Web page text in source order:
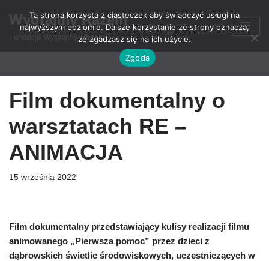
Przejdź
Wygrajmy Razem
Fundacja Wygrajmy Razem
Film dokumentalny o
warsztatach RE –
ANIMACJA
15 września 2022
Film dokumentalny przedstawiający kulisy realizacji filmu
animowanego „Pierwsza pomoc” przez dzieci z
dąbrowskich świetlic środowiskowych, uczestniczących w
Ta strona korzysta z ciasteczek aby świadczyć usługi na
najwyższym poziomie. Dalsze korzystanie ze strony oznacza,
że zgadzasz się na ich użycie.
Zgoda